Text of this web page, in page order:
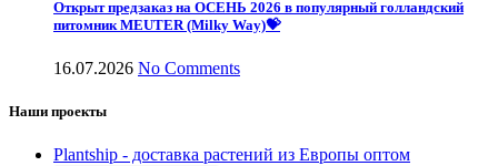
Открыт предзаказ на ОСЕНЬ 2026 в популярный голландский
питомник MEUTER (Milky Way)💝
16.07.2026 No Comments
Наши проекты
Plantship - доставка растений из Европы оптом